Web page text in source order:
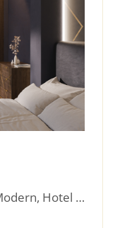
Scandinavisch, Japandi, Modern, Hotel Chique, Minimalistich